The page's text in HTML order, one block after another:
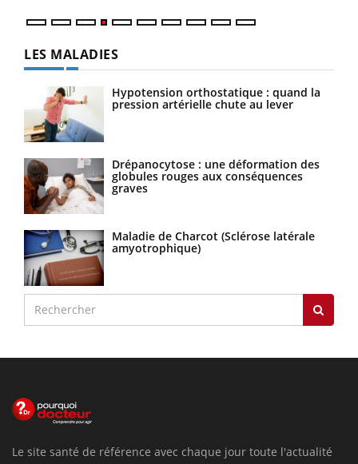
LES MALADIES
Hypotension orthostatique : quand la
pression artérielle chute au lever
Drépanocytose : une déformation des
globules rouges aux conséquences
graves
Maladie de Charcot (Sclérose latérale
amyotrophique)
Le site santé de référence avec chaque jour toute l'actualité